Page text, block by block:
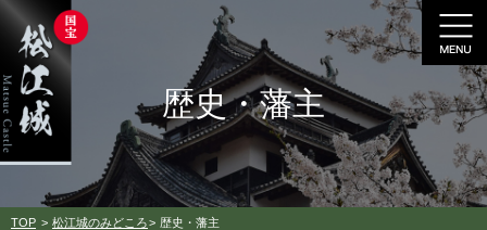
歴史・藩主
TOP 松江城のみどころ 歴史・藩主